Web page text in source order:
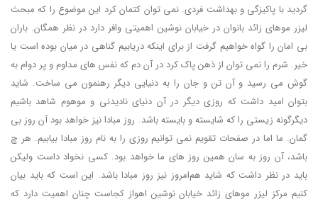
گردید با پاکیزگی و بهداشت فردی. نمی توان کتمان کرد این موضوع را که مبحث
لیزر موهای زائد بانوان در خیابان نوشین اهمیتی وافر دارد در نظر همگان. باران
بی امان را گواه خواهیم گرفت از برای اینکه دریابیم گناهی در میان بوده است یا
خیر. شرم را نمی توان از ذهن پاک کرد در آن دم که نفس های مداوم و پر دوام به
گوش می رسید و آن تن و جان را به دنیایی دیگر رهنمون می ساخت. شاید
بتوان امید داشت که روزی دیگر در آن دنیای نادیدنی و موهوم شاهد باشیم
دیگرگونه زیستی را که شایسته و بایسته باشد. روز مبادا نیز خواهد بود آن روز بی
گمان. ما اما در صفحات تقویم نمی توانیم روزی را به نام روز مبادا بیابیم. هر چ
باشد، آن روز به سان همین روز های ما خواهد بود. کسی نخواد داست ولیکن
باید در نظر داشت که شاید هم‌امروز نیز روز مبادا باشد. این است که باید بیان
کنیم مرکز لیزر موهای زائد خیابان نوشین اهواز کجاست چنان اهمیت دارد که